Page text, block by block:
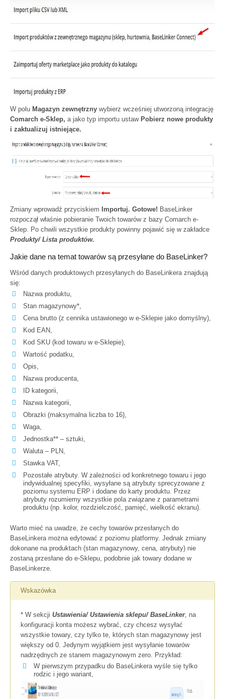
W polu Magazyn zewnętrzny wybierz wcześniej utworzoną integrację
Comarch e-Sklep, a jako typ importu ustaw Pobierz nowe produkty
i zaktualizuj istniejące.
Zmiany wprowadź przyciskiem Importuj. Gotowe! BaseLinker
rozpoczął właśnie pobieranie Twoich towarów z bazy Comarch e-
Sklep. Po chwili wszystkie produkty powinny pojawić się w zakładce
Produkty/ Lista produktów.
Jakie dane na temat towarów są przesyłane do BaseLinker?
Wśród danych produktowych przesyłanych do BaseLinkera znajdują
się:
Nazwa produktu,
Stan magazynowy*,
Cena brutto (z cennika ustawionego w e-Sklepie jako domyślny),
Kod EAN,
Kod SKU (kod towaru w e-Sklepie),
Wartość podatku,
Opis,
Nazwa producenta,
ID kategorii,
Nazwa kategorii,
Obrazki (maksymalna liczba to 16),
Waga,
Jednostka** – sztuki,
Waluta – PLN,
Stawka VAT,
Pozostałe atrybuty. W zależności od konkretnego towaru i jego
indywidualnej specyfiki, wysyłane są atrybuty sprecyzowane z
poziomu systemu ERP i dodane do karty produktu. Przez
atrybuty rozumiemy wszystkie pola związane z parametrami
produktu (np. kolor, rozdzielczość, pamięć, wielkość ekranu).
Warto mieć na uwadze, że cechy towarów przesłanych do
BaseLinkera można edytować z poziomu platformy. Jednak zmiany
dokonane na produktach (stan magazynowy, cena, atrybuty) nie
zostaną przesłane do e-Sklepu, podobnie jak towary dodane w
BaseLinkerze.
Wskazówka
* W sekcji Ustawienia/ Ustawienia sklepu/ BaseLinker, na
konfiguracji kontamożesz wybrać, czy chcesz wysyłać
wszystkie towary, czy tylko te, których stan magazynowy jest
większy od 0. Jedynym wyjątkiem jest wysyłanie towarów
nadrzędnych ze stanem magazynowym zero. Przykład:
W pierwszym przypadku do BaseLinkera wyśle się tylko
rodzic i jego wariant,